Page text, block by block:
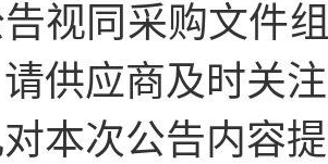
视同采购文件
供应商及时关
本次公告内容